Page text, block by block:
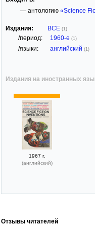
— антологию «Science
Издания: ВСЕ (1)
/период: 1960-е (1)
/языки: английский (1)
Издания на иностранных
1967 г.
(английский)
Отзывы читателей